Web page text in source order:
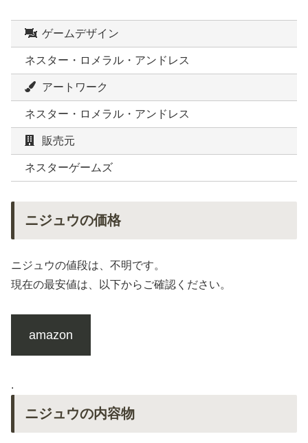
ゲームデザイン
ネスター・ロメラル・アンドレス
アートワーク
ネスター・ロメラル・アンドレス
販売元
ネスターゲームズ
ニジュウの価格
ニジュウの値段は、不明です。
現在の最安値は、以下からご確認ください。
amazon
.
ニジュウの内容物